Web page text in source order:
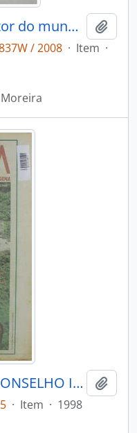
Wanintesu: um construtor do mundo Nambiquara
/ 2008 · Item ·
Moreira
PORANTIM - BRASÍLIA CONSELHO INDIGENISTA MISSIONÁRIO - 1998 - Nº211
· Item · 1998